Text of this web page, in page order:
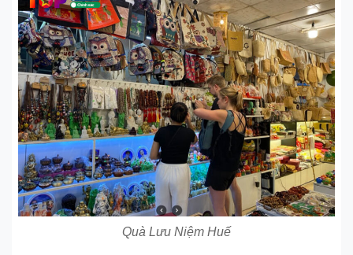
Quà Lưu Niệm Huế